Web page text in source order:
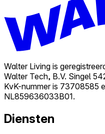
Walter Living is
Walter Tech, B.V. Singel
KvK-nummer is 73708585
NL859636033B01.
Diensten